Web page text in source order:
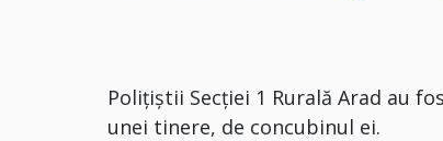
Polițiștii Secției 1 Rurală Arad au
unei tinere, de concubinul ei.